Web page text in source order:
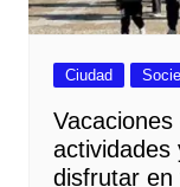
Ciudad
actividades
disfrutar en